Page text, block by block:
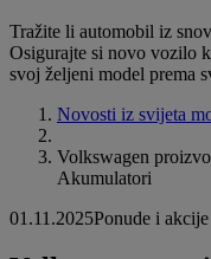
Tražite li automobil iz
Osigurajte si novo vozilo
svoj željeni model prema
Novosti iz svijeta
Volkswagen
Akumulatori
01.11.2025Ponude i akcije